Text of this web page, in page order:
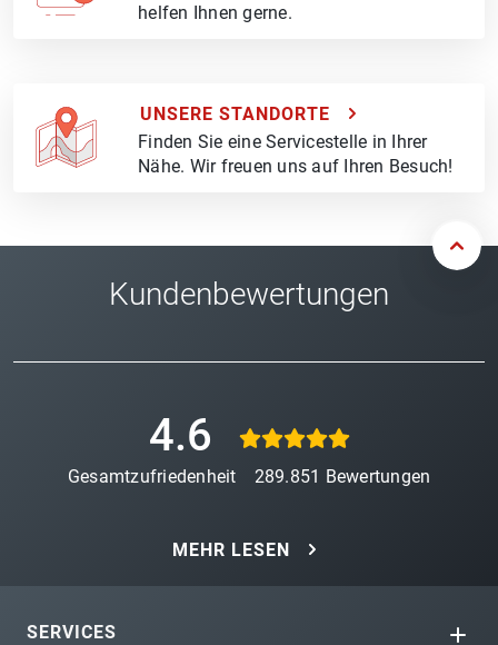
helfen Ihnen gerne.
UNSERE STANDORTE
Finden Sie eine Servicestelle in Ihrer
Nähe. Wir freuen uns auf Ihren Besuch!
Kundenbewertungen
4.6
Gesamtzufriedenheit 289.851 Bewertungen
MEHR LESEN
SERVICES